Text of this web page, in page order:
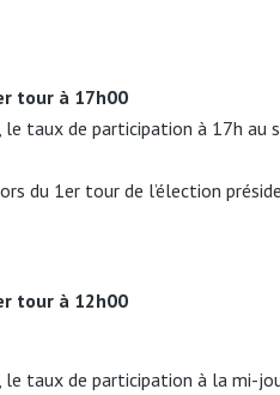
tour à 17h00
le taux de participation à 17h au
du 1er tour de l’élection
tour à 12h00
le taux de participation à la mi-